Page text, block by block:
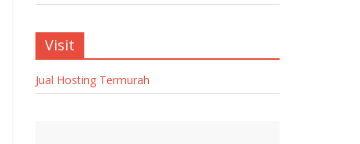
Visit
Jual Hosting Termurah